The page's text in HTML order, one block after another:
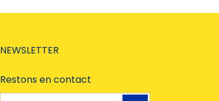
NEWSLETTER
Restons en contact